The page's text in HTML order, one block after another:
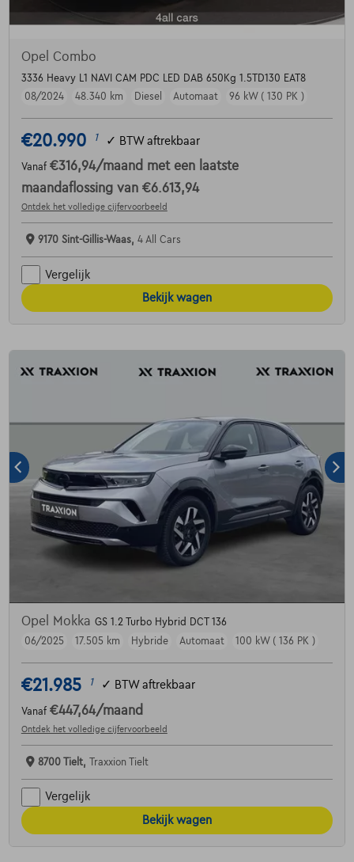
Opel Combo
3336 Heavy L1 NAVI CAM PDC LED DAB 650Kg 1.5TD130 EAT8
08/2024
48.340 km Diesel Automaat 96 kW ( 130 PK )
€20.990 1 ✓ BTW aftrekbaar
Vanaf €316,94/maand met een laatste
maandaflossing van €6.613,94
Ontdek het volledige cijfervoorbeeld
9170 Sint-Gillis-Waas, 4 All Cars
Vergelijk
Bekijk wagen
Opel Mokka GS 1.2 Turbo Hybrid DCT 136
06/2025
17.505 km Hybride Automaat 100 kW ( 136 PK )
€21.985 1 ✓ BTW aftrekbaar
Vanaf €447,64/maand
Ontdek het volledige cijfervoorbeeld
8700 Tielt, Traxxion Tielt
Vergelijk
Bekijk wagen